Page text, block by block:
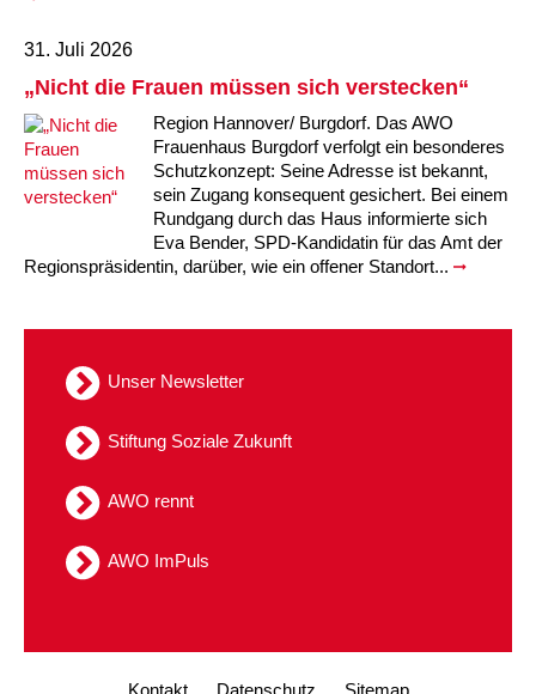
Kindertagesstätte Rosenbergstraße
Kindertagesstätte Schneiderberg
Kindertagesstätte Sylter Weg
Kindertagesstätte Langes Feld “Deisterspatzen”
Offene Sprach-Sprechstunde
Kindertagesstätte Moorlilienweg /
Familienzentrum
Kindertagesstätte Mühenkamp / Familienzentrum
31. Juli 2026
„Nicht die Frauen müssen sich verstecken“
Region Hannover/ Burgdorf. Das AWO
Frauenhaus Burgdorf verfolgt ein besonderes
Schutzkonzept: Seine Adresse ist bekannt,
sein Zugang konsequent gesichert. Bei einem
Rundgang durch das Haus informierte sich
Eva Bender, SPD-Kandidatin für das Amt der
Regionspräsidentin, darüber, wie ein offener Standort...
Unser Newsletter
Stiftung Soziale Zukunft
AWO rennt
AWO ImPuls
Kontakt Datenschutz Sitemap